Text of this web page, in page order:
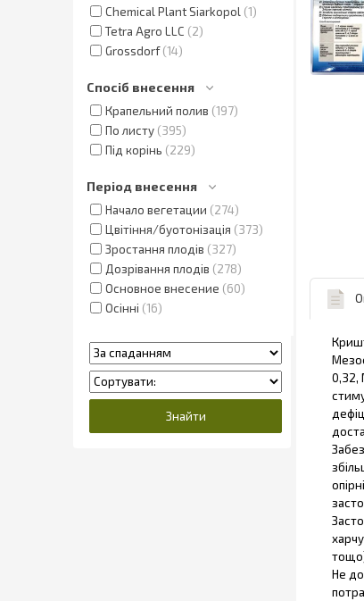
Chemical Plant Siarkopol 1
Tetra Agro LLC
2
Grossdorf 14
Спосіб внесення
Крапельний полив 197
По листу 395
Під корінь
229
Період внесення
Начало вегетации
274
Цвітіння/буотонізація
373
Зростання плодів
327
Дозрівання плодів
278
Основное внесение
60
Осінні 16
0,32,
Не